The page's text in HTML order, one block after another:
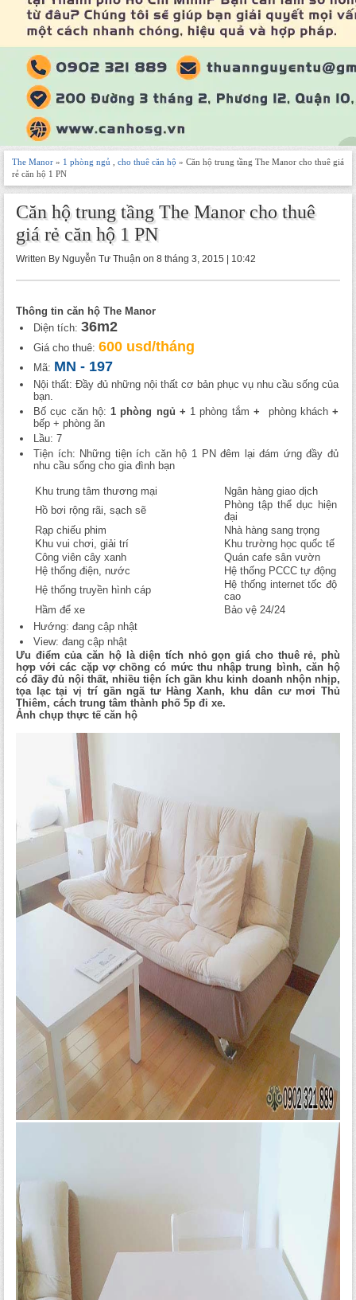
The Manor » 1 phòng ngủ cho thuê căn hộ » Căn hộ trung tầng The Manor cho thuê giá
rẻ căn hộ 1 PN
Căn hộ trung tầng The Manor cho thuê
giá rẻ căn hộ 1 PN
Written By Nguyễn Tư Thuận on 8 tháng 3, 2015 | 10:42
Thông tin căn hộ The Manor
Diện tích: 36m2
Giá cho thuê: 600 usd/tháng
Mã: MN - 197
Nội thất: Đầy đủ những nội thất cơ bản phục vụ nhu cầu sống của
bạn.
Bố cục căn hộ: 1 phòng ngủ + 1 phòng tắm+ phòng khách+
bếp + phòng ăn
Lầu: 7
Tiện ích: Những tiện ích căn hộ 1 PN đêm lại đám ứng đầy đủ
nhu cầu sống cho gia đình bạn
Khu trung tâm thương mại
Ngân hàng giao dịch
Hồ bơi rộng rãi, sạch sẽ
Phòng tập thể dục hiện
đại
Rạp chiếu phim
Nhà hàng sang trọng
Khu vui chơi, giải trí
Khu trường học quốc tế
Công viên cây xanh
Quán cafe sân vườn
Hệ thống điện, nước
Hệ thống PCCC tự động
Hệ thống truyền hình cáp
Hệ thống internet tốc độ
cao
Hầm để xe
Bảo vệ 24/24
Hướng: đang cập nhật
View: đang cập nhật
Ưu điểm của căn hộ là diện tích nhỏ gọn giá cho thuê rẻ, phù
hợp với các cặp vợ chồng có mức thu nhập trung bình, căn hộ
có đầy đủ nội thất, nhiều tiện ích gần khu kinh doanh nhộn nhịp,
tọa lạc tại vị trí gần ngã tư Hàng Xanh, khu dân cư mơi Thủ
Thiêm, cách trung tâm thành phố 5p đi xe.
Ảnh chụp thực tế căn hộ